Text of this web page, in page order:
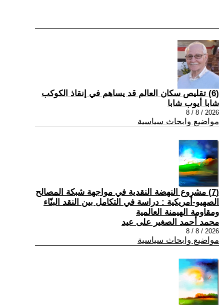
(6) تقليص سكان العالم قد يساهم في إنقاذ الكوكب
شابا أيوب شابا
2026 / 8 / 8
مواضيع وابحاث سياسية
(7) مشروع النهضة النقدية في مواجهة شبكة المصالح
الصهيو-أمريكية : دراسة في التكامل بين النقد البنّاء
ومقاومة الهيمنة العالمية
محمد أحمد الصغير على عيد
2026 / 8 / 8
مواضيع وابحاث سياسية